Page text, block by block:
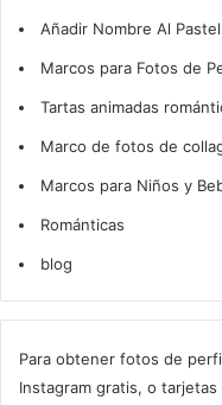
Añadir Nombre Al Pastel
Marcos para Fotos de
Tartas animadas
Marco de fotos de
Marcos para Niños y
Románticas
blog
Para obtener fotos de
Instagram gratis, o